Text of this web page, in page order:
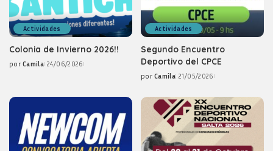
Actividades
Colonia de Invierno 2026!!
Posted
por Camila 24/06/2026
Actividades
Segundo Encuentro
Deportivo del CPCE
Posted
por Camila 21/05/2026